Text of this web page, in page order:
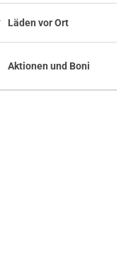
Läden vor Ort
Aktionen und Boni